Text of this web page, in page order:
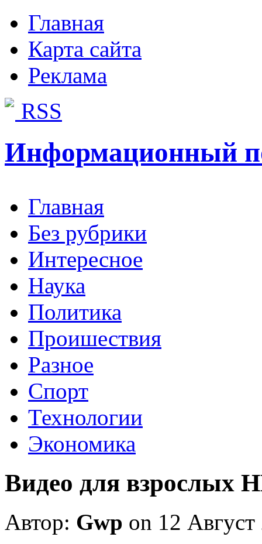
Главная
Карта сайта
Реклама
RSS
Информационный
Главная
Без рубрики
Интересное
Наука
Политика
Проишествия
Разное
Спорт
Технологии
Экономика
Видео для взрослых
Автор: Gwp on 12 Август